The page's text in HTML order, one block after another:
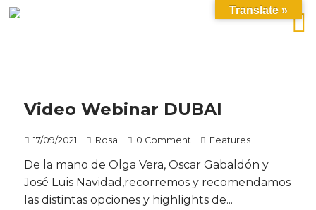
Video Webinar DUBAI
17/09/2021 Rosa 0 Comment Features
De la mano de Olga Vera, Oscar Gabaldón y
José Luis Navidad,recorremos y recomendamos
las distintas opciones y highlights de...
Translate »